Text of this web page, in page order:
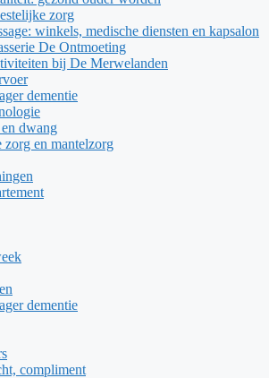
zorg
winkels, medische diensten en kapsalon
De Ontmoeting
bij De Merwelanden
dementie
dwang
zorg en mantelzorg
dementie
compliment